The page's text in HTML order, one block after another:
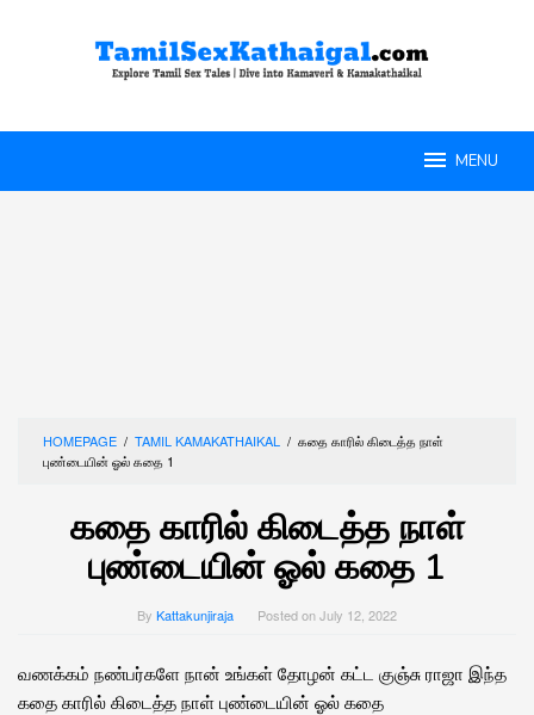
MENU
HOMEPAGE / TAMIL KAMAKATHAIKAL / கதை காரில் கிடைத்த நாள்
புண்டையின் ஓல் கதை 1
கதை காரில் கிடைத்த நாள்
புண்டையின் ஓல் கதை 1
By Kattakunjiraja Posted onJuly 12, 2022
வணக்கம் நண்பர்களே நான் உங்கள் தோழன் கட்ட குஞ்சு ராஜா இந்த
கதை காரில் கிடைத்த நாள் புண்டையின் ஓல் கதை